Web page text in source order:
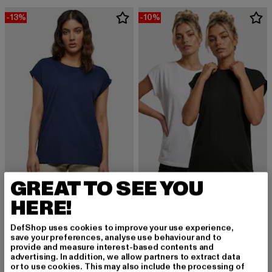
-13%
URBAN CLASSICS
Ladies Extended Shoulder
13,04 EUR
Derzeitiger Preis: 13,04 EUR
14,99 EURAktionspreis: 14,99 EUR
-10%
20,69 EUR
Derzeitiger Preis: 20,69 EUR
22,99 EURAktionspreis:
GREAT TO SEE YOU
HERE!
DefShop uses cookies to improve your use experience,
save your preferences, analyse use behaviour and to
provide and measure interest-based contents and
advertising. In addition, we allow partners to extract data
or to use cookies. This may also include the processing of